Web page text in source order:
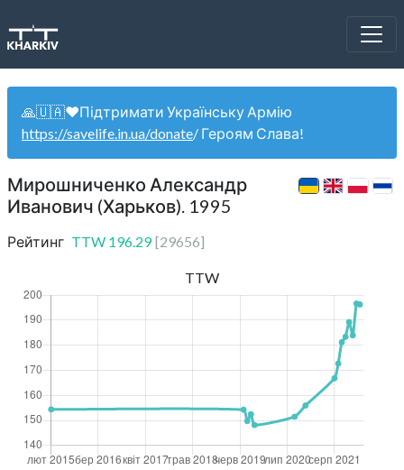
🙏🇺🇦❤️Підтримати Українську Армію
https://savelife.in.ua/donate/ Героям Слава!
Мирошниченко Александр
Иванович (Харьков). 1995
Рейтинг TTW 196.29 [29656]
TTW